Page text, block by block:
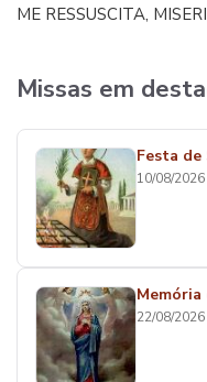
ME RESSUSCITA,
Missas em
Festa
10/08/2026
Memória
22/08/2026